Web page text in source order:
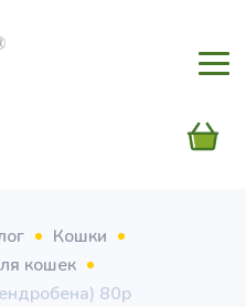
Кошки
кошек
80р